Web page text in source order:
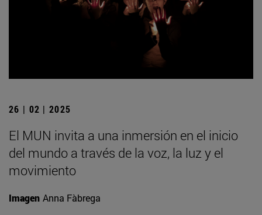
26 | 02 | 2025
El MUN invita a una inmersión en el inicio
del mundo a través de la voz, la luz y el
movimiento
Imagen Anna Fàbrega